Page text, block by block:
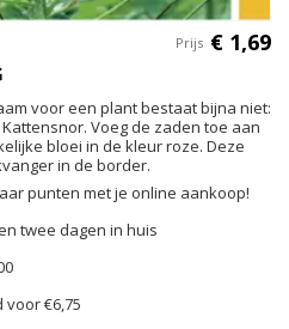
Prijs € 1,69
voor een plant bestaat bijna niet:
Voeg de zaden toe aan
bloei in de kleur roze. Deze
in de border.
punten met je online aankoop!
twee dagen in huis
€6,75